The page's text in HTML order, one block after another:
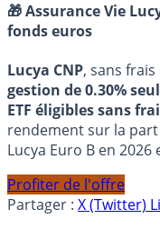
🎁 Assurance Vie
fonds euros
Lucya CNP, sans
gestion de 0.30%
ETF éligibles sans
rendement sur la
Lucya Euro B en
Profiter de l'offre
Partager : X (Twitter)